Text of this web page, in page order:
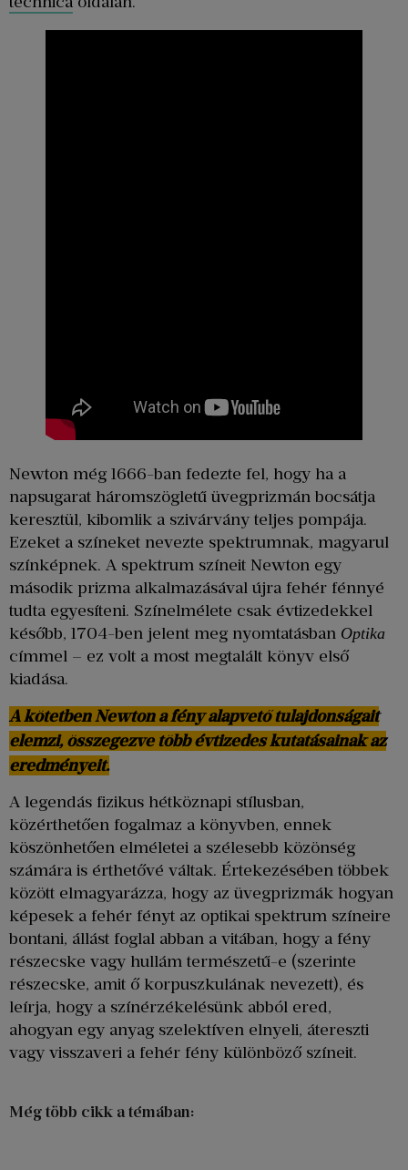
Newton még 1666-ban fedezte fel, hogy ha a
napsugarat háromszögletű üvegprizmán bocsátja
keresztül, kibomlik a szivárvány teljes pompája.
Ezeket a színeket nevezte spektrumnak, magyarul
színképnek. A spektrum színeit Newton egy
második prizma alkalmazásával újra fehér fénnyé
tudta egyesíteni. Színelmélete csak évtizedekkel
később, 1704-ben jelent meg nyomtatásban Optika
címmel – ez volt a most megtalált könyv első
kiadása.
A kötetben Newton a fény alapvető tulajdonságait
elemzi, összegezve több évtizedes kutatásainak az
eredményeit.
A legendás fizikus hétköznapi stílusban,
közérthetően fogalmaz a könyvben, ennek
köszönhetően elméletei a szélesebb közönség
számára is érthetővé váltak. Értekezésében többek
között elmagyarázza, hogy az üvegprizmák hogyan
képesek a fehér fényt az optikai spektrum színeire
bontani, állást foglal abban a vitában, hogy a fény
részecske vagy hullám természetű-e (szerinte
részecske, amit ő korpuszkulának nevezett), és
leírja, hogy a színérzékelésünk abból ered,
ahogyan egy anyag szelektíven elnyeli, átereszti
vagy visszaveri a fehér fény különböző színeit.
Még több cikk a témában: